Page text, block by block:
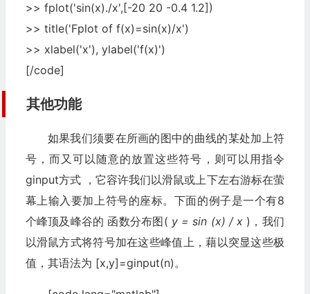
>> fplot('sin(x)./x',[-20 20 -0.4 1.2])
>> title('Fplot of f(x)=sin(x)/x')
>> xlabel('x'), ylabel('f(x)')
[/code]
其他功能
如果我们须要在所画的图中的曲线的某处加上符
号，而又可以随意的放置这些符号，则可以用指令
ginput方式 ，它容许我们以滑鼠或上下左右游标在萤
幕上输入要加上符号的座标。下面的例子是一个有8
个峰顶及峰谷的 函数分布图( y = sin (x) / x )，我们
以滑鼠方式将符号加在这些峰值上，藉以突显这些极
值，其语法为 [x,y]=ginput(n)。